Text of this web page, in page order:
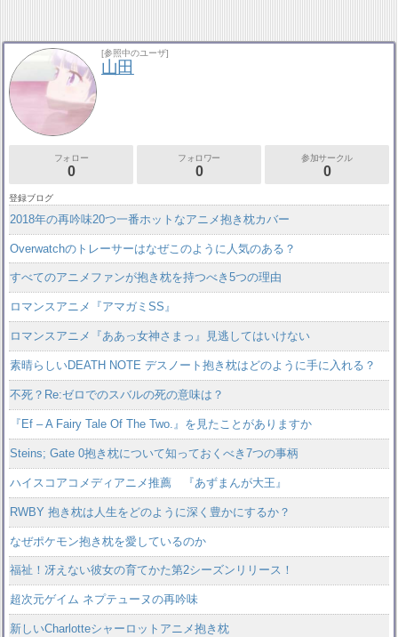
[参照中のユーザ]
山田
フォロー
0
フォロワー
0
参加サークル
0
登録ブログ
2018年の再吟味20つ一番ホットなアニメ抱き枕カバー
Overwatchのトレーサーはなぜこのように人気のある？
すべてのアニメファンが抱き枕を持つべき5つの理由
ロマンスアニメ『アマガミSS』
ロマンスアニメ『ああっ女神さまっ』見逃してはいけない
素晴らしいDEATH NOTE デスノート抱き枕はどのように手に入れる？
不死？Re:ゼロでのスバルの死の意味は？
『Ef – A Fairy Tale Of The Two.』を見たことがありますか
Steins; Gate 0抱き枕について知っておくべき7つの事柄
ハイスコアコメディアニメ推薦 『あずまんが大王』
RWBY 抱き枕は人生をどのように深く豊かにするか？
なぜポケモン抱き枕を愛しているのか
福祉！冴えない彼女の育てかた第2シーズンリリース！
超次元ゲイム ネプテューヌの再吟味
新しいCharlotteシャーロットアニメ抱き枕